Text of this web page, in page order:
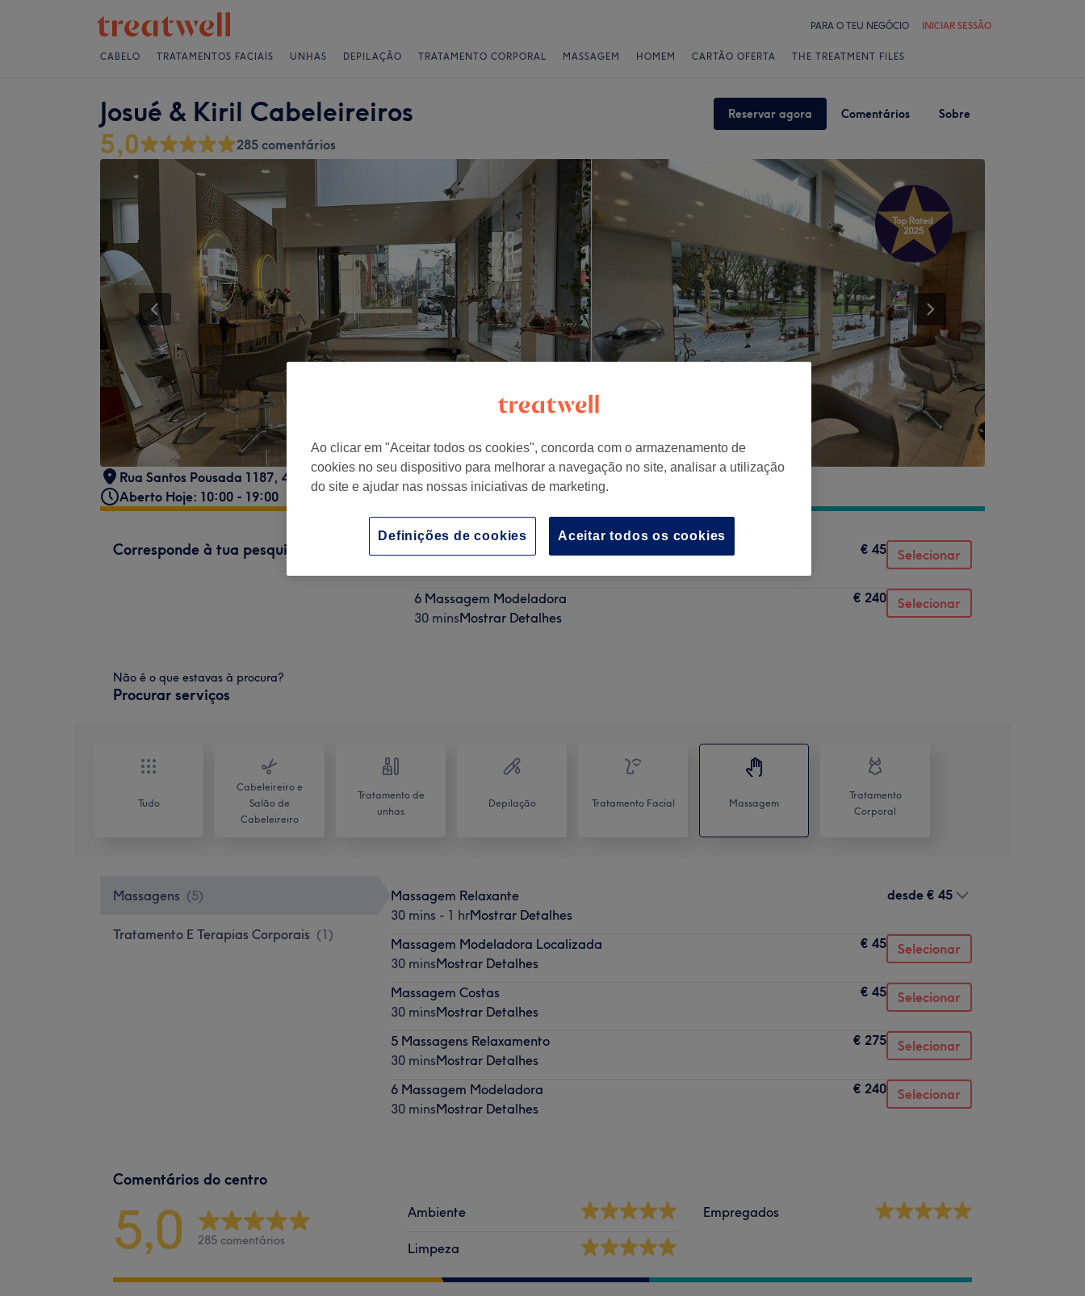
PARA O TEU NEGÓCIO INICIAR SESSÃO
CABELO TRATAMENTOS FACIAIS UNHAS DEPILAÇÃO TRATAMENTO CORPORAL MASSAGEM HOMEM CARTÃO OFERTA THE TREATMENT FILES
Josué & Kiril Cabeleireiros Reservar agora Comentários Sobre
5,0 285 comentários
Rua Santos Pousada 1187, 4000-483 Porto, Portugal
Aberto Hoje: 10:00 - 19:00
Corresponde à tua pesquisa € 45 Selecionar
6 Massagem Modeladora
30 minsMostrar Detalhes
€ 240 Selecionar
Não é o que estavas à procura?
Procurar serviços
Tudo
Cabeleireiro e
Salão de
Cabeleireiro
Tratamento de
unhas
Depilação Tratamento Facial Massagem
Tratamento
Corporal
Massagens (5)
Tratamento E Terapias Corporais (1)
Massagem Relaxante
30 mins - 1 hrMostrar Detalhes
desde € 45
Massagem Modeladora Localizada
30 minsMostrar Detalhes
€ 45 Selecionar
Massagem Costas
30 minsMostrar Detalhes
€ 45 Selecionar
5 Massagens Relaxamento
30 minsMostrar Detalhes
€ 275 Selecionar
6 Massagem Modeladora
30 minsMostrar Detalhes
€ 240 Selecionar
Comentários do centro
5,0 285 comentários
Ambiente
Limpeza
Empregados
Ao clicar em "Aceitar todos os cookies", concorda com o armazenamento de
cookies no seu dispositivo para melhorar a navegação no site, analisar a utilização
do site e ajudar nas nossas iniciativas de marketing.
Aceitar todos os cookies
Definições de cookies